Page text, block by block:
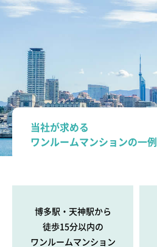
当社が求める
ワンルームマンションの一例
博多駅・天神駅から
徒歩15分以内の
ワンルームマンション